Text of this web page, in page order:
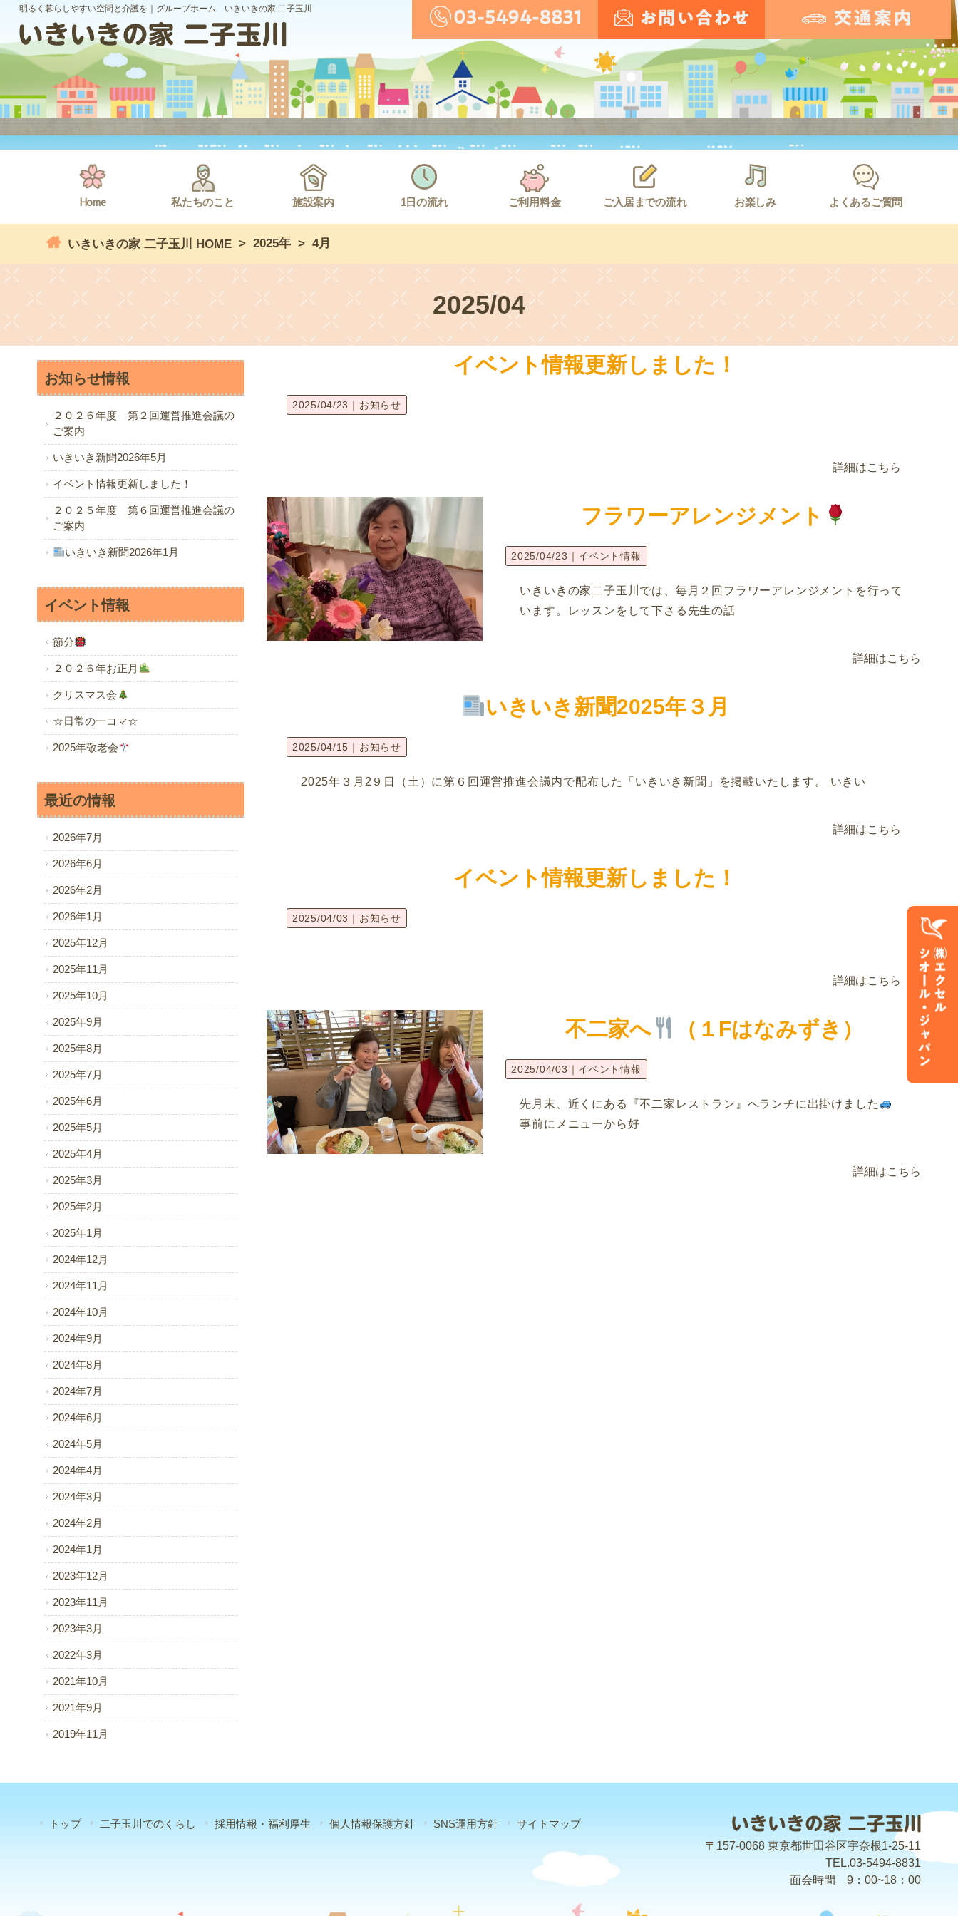
明るく暮らしやすい空間と介護を｜グループホーム いきいきの家 二子玉川
Home 私たちのこと 施設案内 1日の流れ ご利用料金 ご入居までの流れ お楽しみ よくあるご質問
いきいきの家 二子玉川 HOME > 2025年 > 4月
2025/04
イベント情報更新しました！
2025/04/23｜ お知らせ
詳細はこちら
フラワーアレンジメント
2025/04/23｜ イベント情報
いきいきの家二子玉川では、毎月２回フラワーアレンジメントを行って
います。レッスンをして下さる先生の話
詳細はこちら
いきいき新聞2025年３月
2025/04/15｜ お知らせ
2025年３月2９日（土）に第６回運営推進会議内で配布した「いきいき新聞」を掲載いたします。 いきい
詳細はこちら
イベント情報更新しました！
2025/04/03｜ お知らせ
詳細はこちら
不二家へ （１Fはなみずき）
2025/04/03｜ イベント情報
先月末、近くにある『不二家レストラン』へランチに出掛けました
事前にメニューから好
詳細はこちら
お知らせ情報
２０２６年度 第２回運営推進会議の
ご案内
いきいき新聞2026年5月
イベント情報更新しました！
２０２５年度 第６回運営推進会議の
ご案内
いきいき新聞2026年1月
イベント情報
節分
２０２６年お正月
クリスマス会
☆日常の一コマ☆
2025年敬老会
最近の情報
2026年7月
2026年6月
2026年2月
2026年1月
2025年12月
2025年11月
2025年10月
2025年9月
2025年8月
2025年7月
2025年6月
2025年5月
2025年4月
2025年3月
2025年2月
2025年1月
2024年12月
2024年11月
2024年10月
2024年9月
2024年8月
2024年7月
2024年6月
2024年5月
2024年4月
2024年3月
2024年2月
2024年1月
2023年12月
2023年11月
2023年3月
2022年3月
2021年10月
2021年9月
2019年11月
トップ 二子玉川でのくらし 採用情報・福利厚生 個人情報保護方針 SNS運用方針
サイトマップ
〒157-0068 東京都世田谷区宇奈根1-25-11
TEL.03-5494-8831
面会時間 9：00~18：00